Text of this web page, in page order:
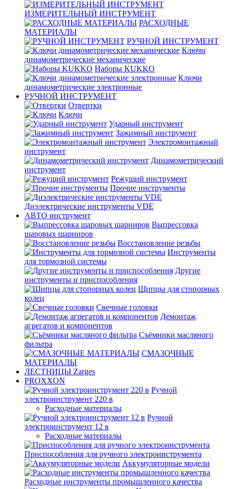
ИЗМЕРИТЕЛЬНЫЙ ИНСТРУМЕНТ
РАСХОДНЫЕ
МАТЕРИАЛЫ
РУЧНОЙ ИНСТРУМЕНТ
Ключи
динамометрические механические
Наборы KUKKO
Ключи
динамометрические электронные
РУЧНОЙ ИНСТРУМЕНТ
Отвертки
Ключи
Ударный инструмент
Зажимный инструмент
Электромонтажный
инструмент
Динамометрический
инструмент
Режущий инструмент
Прочие инструменты
Диэлектрические инструменты VDE
АВТО инструмент
Выпрессовка
шаровых шарниров
Восстановление резьбы
Инструменты
для тормозной системы
Другие
инструменты и приспособления
Щипцы для стопорных
колец
Свечные головки
Демонтаж
агрегатов и компонентов
Съёмники масляного
фильтра
СМАЗОЧНЫЕ
МАТЕРИАЛЫ
ЛЕСТНИЦЫ Zarges
PROXXON
Ручной
электроинструмент 220 в
Расходные материалы
Ручной
электроинструмент 12 в
Расходные материалы
Приспособления для ручного электроинструмента
Аккумуляторные модели
Расходные инструменты промышленного качества